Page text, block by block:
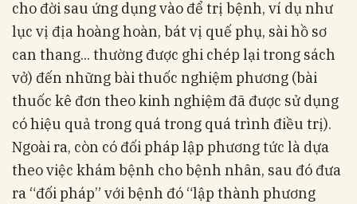
cho đời sau ứng dụng vào để trị bệnh, ví dụ như
lục vị địa hoàng hoàn, bát vị quế phụ, sài hồ sơ
can thang... thường được ghi chép lại trong sách
vở) đến những bài thuốc nghiệm phương (bài
thuốc kê đơn theo kinh nghiệm đã được sử dụng
có hiệu quả trong quá trong quá trình điều trị).
Ngoài ra, còn có đối pháp lập phương tức là dựa
theo việc khám bệnh cho bệnh nhân, sau đó đưa
ra “đối pháp” với bệnh đó “lập thành phương